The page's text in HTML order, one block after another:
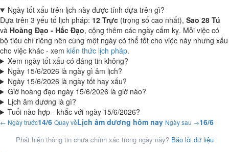
Ngày tốt xấu trên lịch này được tính dựa trên gì?
Dựa trên 3 yếu tố lịch pháp: 12 Trực (trọng số cao nhất), Sao 28 Tú
và Hoàng Đạo - Hắc Đạo, cộng thêm các ngày cấm kỵ. Mỗi việc có
bộ tiêu chí riêng nên cùng một ngày có thể tốt cho việc này nhưng xấu
cho việc khác - xem kiến thức lịch pháp.
Xem ngày tốt xấu có đáng tin không?
Ngày 15/6/2026 là ngày gì âm lịch?
Ngày 15/6/2026 là ngày tốt hay xấu?
Giờ hoàng đạo ngày 15/6/2026 là giờ nào?
Lịch âm dương là gì?
Tuổi nào hợp - khắc với ngày 15/6/2026?
← Ngày trước14/6 Quay vềLịch âm dương hôm nay Ngày sau →16/6
Phát hiện thông tin chưa chính xác trong ngày này? Báo lỗi dữ liệu